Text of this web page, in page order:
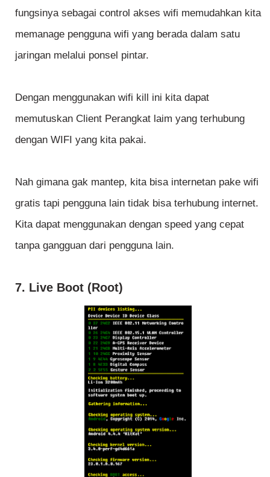
fungsinya sebagai control akses wifi memudahkan kita
memanage pengguna wifi yang berada dalam satu
jaringan melalui ponsel pintar.
Dengan menggunakan wifi kill ini kita dapat
memutuskan Client Perangkat laim yang terhubung
dengan WIFI yang kita pakai.
Nah gimana gak mantep, kita bisa internetan pake wifi
gratis tapi pengguna lain tidak bisa terhubung internet.
Kita dapat menggunakan dengan speed yang cepat
tanpa gangguan dari pengguna lain.
7. Live Boot (Root)